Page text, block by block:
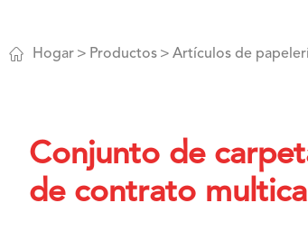
 Hogar Productos Artículos de
Conjunto de
de contrato